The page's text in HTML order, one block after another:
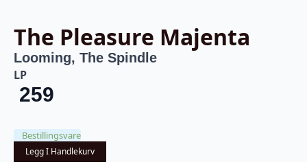
The Pleasure Majenta
Looming, The Spindle
LP
259
Bestillingsvare
Legg I Handlekurv